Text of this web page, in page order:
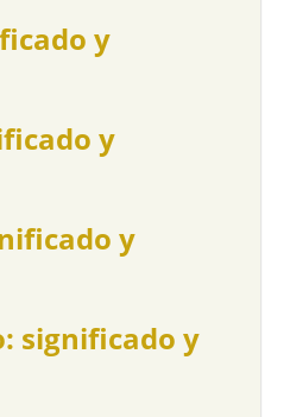
y
y
y
significado y